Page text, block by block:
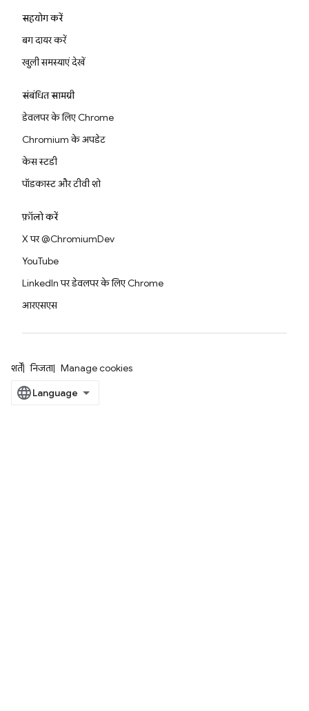
सहयोग करें
बग दायर करें
खुली समस्याएं देखें
संबंधित सामग्री
डेवलपर के लिए Chrome
Chromium के अपडेट
केस स्टडी
पॉडकास्ट और टीवी शो
फ़ॉलो करें
X पर @ChromiumDev
YouTube
LinkedIn पर डेवलपर के लिए Chrome
आरएसएस
शर्तें निजता Manage cookies